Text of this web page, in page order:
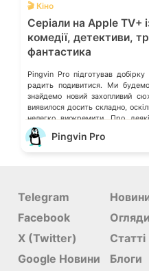
🎬 Кіно
Серіали на Apple TV+
комедії, детективи,
фантастика
Pingvin Pro підготував добірку
радить подивитися. Ми
знайдемо новий захопливий
виявилося досить складно,
нелегко виокремити. Про
коментарях можете порадити ті
Pingvin Pro
Telegram
Facebook
X (Twitter)
Google Новини
Огляди
Статті
Блоги